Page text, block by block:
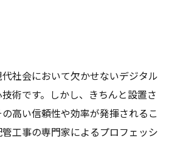
社会において欠かせないデジタル
術です。しかし、きちんと設置さ
高い信頼性や効率が発揮されるこ
工事の専門家によるプロフェッシ